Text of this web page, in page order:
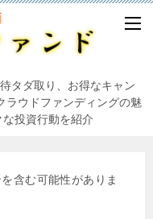
タダ取り、お得なキャン
ラウドファンディングの魅
投資行動を紹介
含む可能性がありま